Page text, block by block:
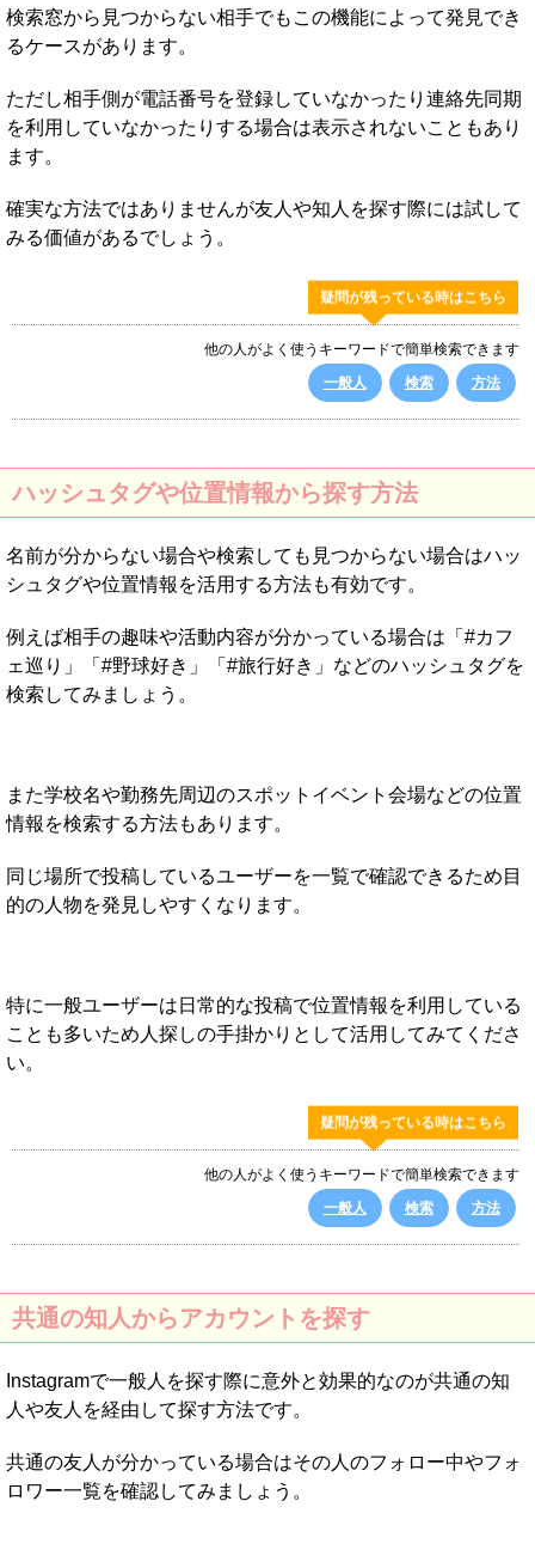
検索窓から見つからない相手でもこの機能によって発見でき
るケースがあります。
ただし相手側が電話番号を登録していなかったり連絡先同期
を利用していなかったりする場合は表示されないこともあり
ます。
確実な方法ではありませんが友人や知人を探す際には試して
みる価値があるでしょう。
疑問が残っている時はこちら
他の人がよく使うキーワードで簡単検索できます
一般人
検索 方法
ハッシュタグや位置情報から探す方法
名前が分からない場合や検索しても見つからない場合はハッ
シュタグや位置情報を活用する方法も有効です。
例えば相手の趣味や活動内容が分かっている場合は「#カフ
ェ巡り」「#野球好き」「#旅行好き」などのハッシュタグを
検索してみましょう。
また学校名や勤務先周辺のスポットイベント会場などの位置
情報を検索する方法もあります。
同じ場所で投稿しているユーザーを一覧で確認できるため目
的の人物を発見しやすくなります。
特に一般ユーザーは日常的な投稿で位置情報を利用している
ことも多いため人探しの手掛かりとして活用してみてくださ
い。
疑問が残っている時はこちら
他の人がよく使うキーワードで簡単検索できます
一般人
検索 方法
共通の知人からアカウントを探す
Instagramで一般人を探す際に意外と効果的なのが共通の知
人や友人を経由して探す方法です。
共通の友人が分かっている場合はその人のフォロー中やフォ
ロワー一覧を確認してみましょう。